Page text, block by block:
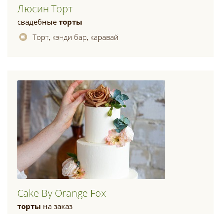
Люсин Торт
свадебные торты
Торт, кэнди бар, каравай
Cake By Orange Fox
торты на заказ